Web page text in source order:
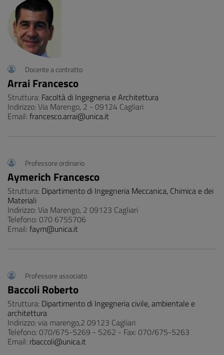
Docente a contratto
Arrai Francesco
Struttura: Facoltà di Ingegneria e Architettura
Indirizzo: Via Marengo, 2 - 09124 Cagliari
Email: francesco.arrai@unica.it
Professore ordinario
Aymerich Francesco
Struttura: Dipartimento di Ingegneria Meccanica, Chimica e dei
Materiali
Indirizzo: Via Marengo, 2 09123 Cagliari
Telefono: 070 6755706
Email: faym@unica.it
Professore associato
Baccoli Roberto
Struttura: Dipartimento di Ingegneria civile, ambientale e
architettura
Indirizzo: via marengo,2 09123 Cagliari
Telefono: 070/675-5269 - 5262 - Fax: 070/675-5263
Email: rbaccoli@unica.it